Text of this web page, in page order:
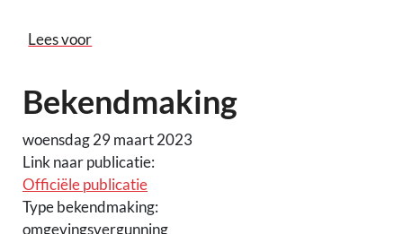
Lees voor
Bekendmaking
woensdag 29 maart 2023
Link naar publicatie:
Officiële publicatie
Type bekendmaking:
omgevingsvergunning